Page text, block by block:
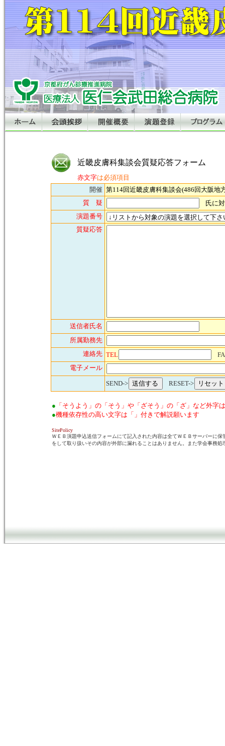
近畿皮膚科集談会質疑応答フォーム
赤文字は必須項目
開催 第114回近畿皮膚科集談会(486回大阪地
質 疑
氏に
演題番号
質疑応答
送信者氏名
所属勤務先
連絡先 TEL
電子メール
SEND-> RESET->
● 「そうよう」の「そう」や「ざそう」の「ざ」など外
●機種依存性の高い文字は「」付きで解説願います
SitePolicy
ＷＥＢ演題申込送信フォームにて記入された内容は全てＷＥＢサーバーに保
をして取り扱いその内容が外部に漏れることはありません。また学会事務